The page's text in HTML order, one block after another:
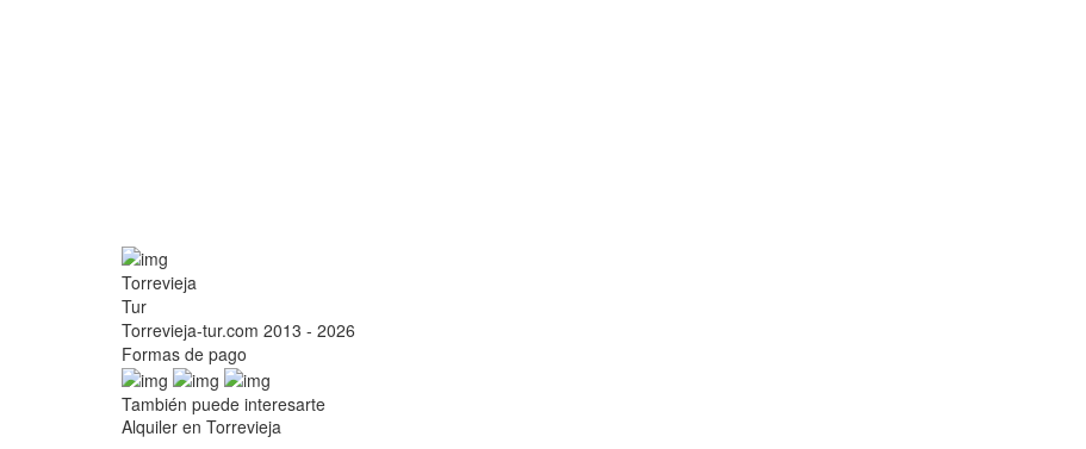
Torrevieja
Tur
Torrevieja-tur.com 2013 - 2026
Formas de pago
También puede interesarte
Alquiler en Torrevieja